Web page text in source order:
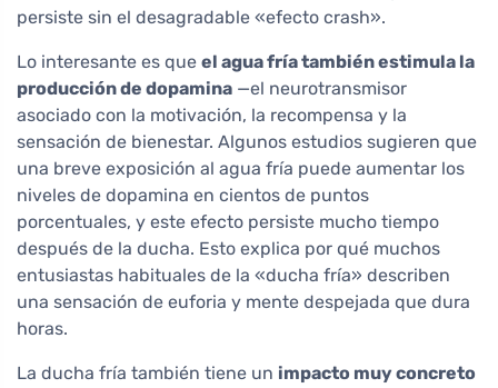
persiste sin el desagradable «efecto crash».
Lo interesante es que el agua fría también estimula la
producción de dopamina —el neurotransmisor
asociado con la motivación, la recompensa y la
sensación de bienestar. Algunos estudios sugieren que
una breve exposición al agua fría puede aumentar los
niveles de dopamina en cientos de puntos
porcentuales, y este efecto persiste mucho tiempo
después de la ducha. Esto explica por qué muchos
entusiastas habituales de la «ducha fría» describen
una sensación de euforia y mente despejada que dura
horas.
La ducha fría también tiene un impacto muy concreto